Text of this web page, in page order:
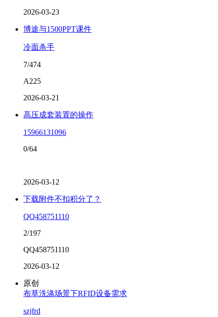
2026-03-23
博途与1500PPT课件
冷面杀手
7/474
A225
2026-03-21
高压成套装置的操作
15966131096
0/64
2026-03-12
下载附件不扣积分了？
QQ458751110
2/197
QQ458751110
2026-03-12
原创
布草洗涤场景下RFID设备需求
szjfrd